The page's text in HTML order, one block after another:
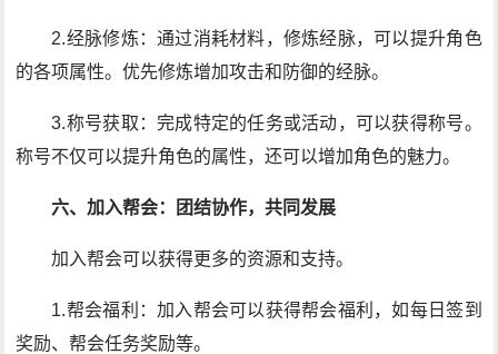
2.经脉修炼：通过消耗材料，修炼经脉，可以提升角色
的各项属性。优先修炼增加攻击和防御的经脉。
3.称号获取：完成特定的任务或活动，可以获得称号。
称号不仅可以提升角色的属性，还可以增加角色的魅力。
六、加入帮会：团结协作，共同发展
加入帮会可以获得更多的资源和支持。
1.帮会福利：加入帮会可以获得帮会福利，如每日签到
奖励、帮会任务奖励等。